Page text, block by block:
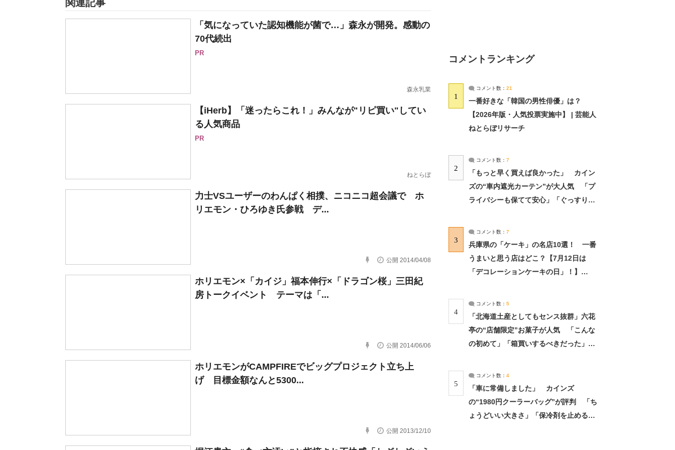
関連記事
「気になっていた認知機能が菌で…」森永が開発。感動の
70代続出
PR
森永乳業
【iHerb】「迷ったらこれ！」みんなが"リピ買い"してい
る人気商品
PR
ねとらぼ
力士VSユーザーのわんぱく相撲、ニコニコ超会議で ホ
リエモン・ひろゆき氏参戦 デ...
公開 2014/04/08
ホリエモン×「カイジ」福本伸行×「ドラゴン桜」三田紀
房トークイベント テーマは「...
公開 2014/06/06
ホリエモンがCAMPFIREでビッグプロジェクト立ち上
げ 目標金額なんと5300...
公開 2013/12/10
コメントランキング
1
コメント数： 21
一番好きな「韓国の男性俳優」は？
【2026年版・人気投票実施中】 | 芸能人
ねとらぼリサーチ
2
コメント数： 7
「もっと早く買えば良かった」 カイン
ズの“車内遮光カーテン”が大人気 「プ
ライバシーも保てて安心」「ぐっすり眠
3
コメント数： 7
兵庫県の「ケーキ」の名店10選！ 一番
うまいと思う店はどこ？【7月12日は
「デコレーションケーキの日」！】
4
コメント数： 5
「北海道土産としてもセンス抜群」六花
亭の“店舗限定”お菓子が人気 「こんな
の初めて」「箱買いするべきだった」
5
コメント数： 4
「車に常備しました」 カインズ
の“1980円クーラーバッグ”が評判 「ち
ょうどいい大きさ」「保冷剤を止めるベ